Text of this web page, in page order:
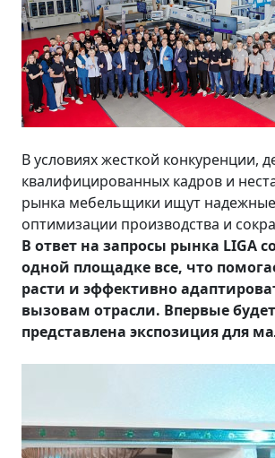
В условиях жесткой конкуренции,
квалифицированных кадров и
рынка мебельщики ищут
оптимизации производства и
В ответ на запросы рынка LIGA
одной площадке все, что
расти и эффективно
вызовам отрасли. Впервые будет
представлена экспозиция для